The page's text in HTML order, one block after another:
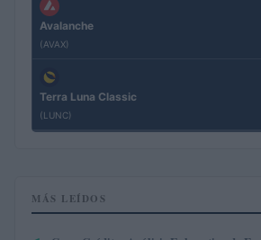
Avalanche
(AVAX)
Terra Luna Classic
(LUNC)
MÁS LEÍDOS